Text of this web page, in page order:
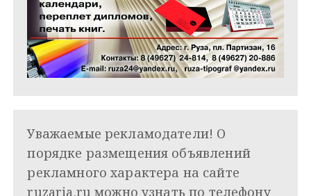
Уважаемые рекламодатели! О
порядке размещения объявлений
рекламного характера на сайте
ruzaria.ru можно узнать по телефону